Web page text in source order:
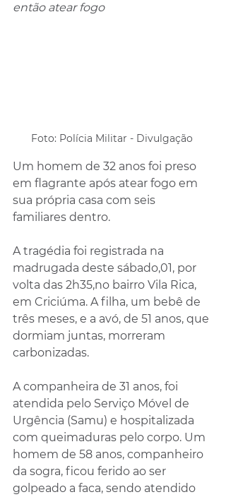
então atear fogo
Foto: Polícia Militar - Divulgação
Um homem de 32 anos foi preso
em flagrante após atear fogo em
sua própria casa com seis
familiares dentro.
A tragédia foi registrada na
madrugada deste sábado,01, por
volta das 2h35,no bairro Vila Rica,
em Criciúma. A filha, um bebê de
três meses, e a avó, de 51 anos, que
dormiam juntas, morreram
carbonizadas.
A companheira de 31 anos, foi
atendida pelo Serviço Móvel de
Urgência (Samu) e hospitalizada
com queimaduras pelo corpo. Um
homem de 58 anos, companheiro
da sogra, ficou ferido ao ser
golpeado a faca, sendo atendido